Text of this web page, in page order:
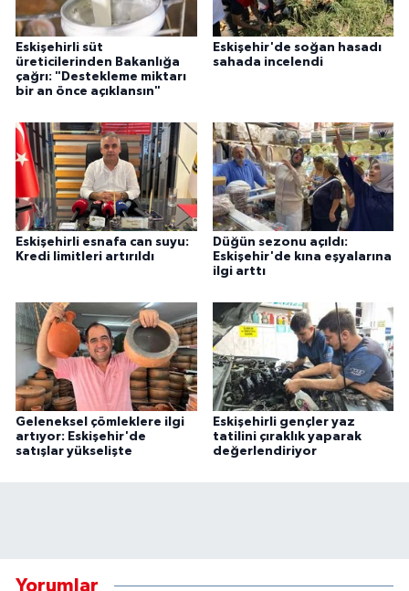
Eskişehirli süt
üreticilerinden Bakanlığa
çağrı: "Destekleme miktarı
bir an önce açıklansın"
Eskişehir'de soğan hasadı
sahada incelendi
Eskişehirli esnafa can suyu:
Kredi limitleri artırıldı
Düğün sezonu açıldı:
Eskişehir'de kına eşyalarına
ilgi arttı
Geleneksel çömleklere ilgi
artıyor: Eskişehir'de
satışlar yükselişte
Eskişehirli gençler yaz
tatilini çıraklık yaparak
değerlendiriyor
Yorumlar